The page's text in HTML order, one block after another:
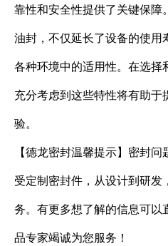
靠性和安全性提供了关键保障
油封，不仅延长了设备的使用
各种环境中的适用性。在选择
充分考虑到这些特性将有助
验。
【德龙密封温馨提示】密封
受定制密封件，从设计到研发
务。有更多想了解的信息可
品专家竭诚为您服务！